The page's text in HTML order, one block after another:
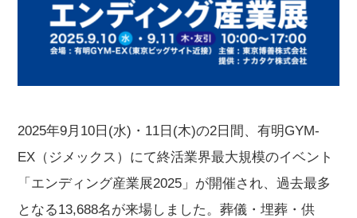
2025年9月10日(水)・11日(木)の2日間、有明GYM-
EX（ジメックス）にて終活業界最大規模のイベント
「エンディング産業展2025」が開催され、過去最多
となる13,688名が来場しました。葬儀・埋葬・供